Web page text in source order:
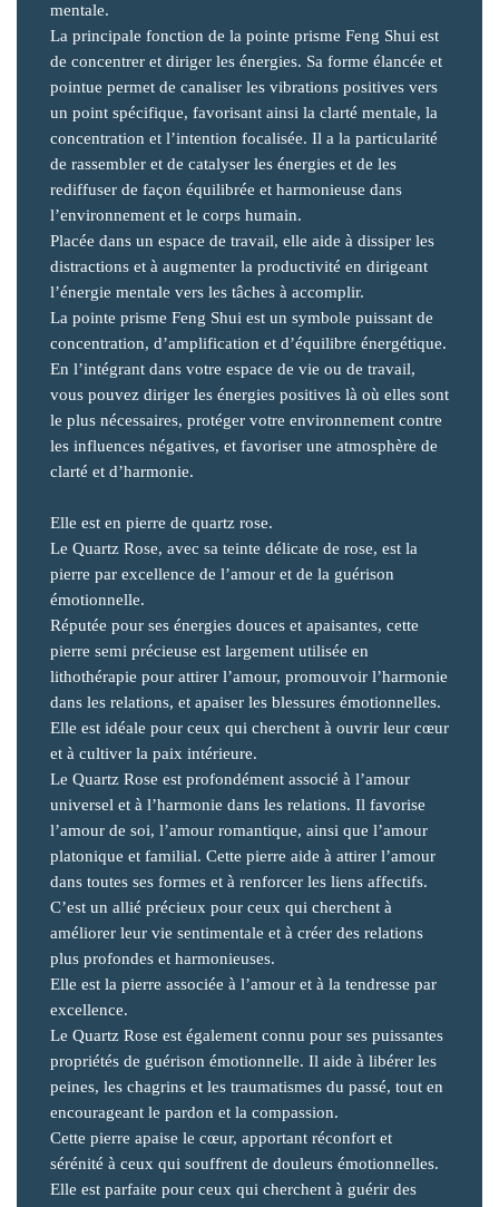
mentale.
La principale fonction de la pointe prisme Feng Shui est
de concentrer et diriger les énergies. Sa forme élancée et
pointue permet de canaliser les vibrations positives vers
un point spécifique, favorisant ainsi la clarté mentale, la
concentration et l’intention focalisée. Il a la particularité
de rassembler et de catalyser les énergies et de les
rediffuser de façon équilibrée et harmonieuse dans
l’environnement et le corps humain.
Placée dans un espace de travail, elle aide à dissiper les
distractions et à augmenter la productivité en dirigeant
l’énergie mentale vers les tâches à accomplir.
La pointe prisme Feng Shui est un symbole puissant de
concentration, d’amplification et d’équilibre énergétique.
En l’intégrant dans votre espace de vie ou de travail,
vous pouvez diriger les énergies positives là où elles sont
le plus nécessaires, protéger votre environnement contre
les influences négatives, et favoriser une atmosphère de
clarté et d’harmonie.
Elle est en pierre de quartz rose.
Le Quartz Rose, avec sa teinte délicate de rose, est la
pierre par excellence de l’amour et de la guérison
émotionnelle.
Réputée pour ses énergies douces et apaisantes, cette
pierre semi précieuse est largement utilisée en
lithothérapie pour attirer l’amour, promouvoir l’harmonie
dans les relations, et apaiser les blessures émotionnelles.
Elle est idéale pour ceux qui cherchent à ouvrir leur cœur
et à cultiver la paix intérieure.
Le Quartz Rose est profondément associé à l’amour
universel et à l’harmonie dans les relations. Il favorise
l’amour de soi, l’amour romantique, ainsi que l’amour
platonique et familial. Cette pierre aide à attirer l’amour
dans toutes ses formes et à renforcer les liens affectifs.
C’est un allié précieux pour ceux qui cherchent à
améliorer leur vie sentimentale et à créer des relations
plus profondes et harmonieuses.
Elle est la pierre associée à l’amour et à la tendresse par
excellence.
Le Quartz Rose est également connu pour ses puissantes
propriétés de guérison émotionnelle. Il aide à libérer les
peines, les chagrins et les traumatismes du passé, tout en
encourageant le pardon et la compassion.
Cette pierre apaise le cœur, apportant réconfort et
sérénité à ceux qui souffrent de douleurs émotionnelles.
Elle est parfaite pour ceux qui cherchent à guérir des